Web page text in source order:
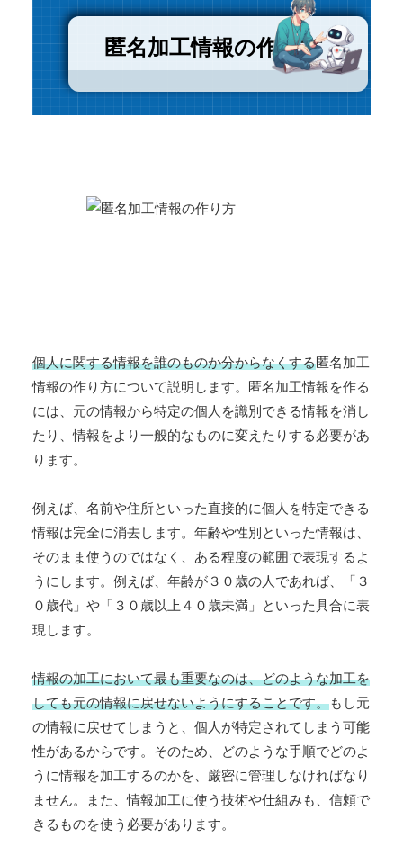
匿名加工情報の作り方
個人に関する情報を誰のものか分からなくする匿名加工
情報の作り方について説明します。匿名加工情報を作る
には、元の情報から特定の個人を識別できる情報を消し
たり、情報をより一般的なものに変えたりする必要があ
ります。
例えば、名前や住所といった直接的に個人を特定できる
情報は完全に消去します。年齢や性別といった情報は、
そのまま使うのではなく、ある程度の範囲で表現するよ
うにします。例えば、年齢が３０歳の人であれば、「３
０歳代」や「３０歳以上４０歳未満」といった具合に表
現します。
情報の加工において最も重要なのは、どのような加工を
しても元の情報に戻せないようにすることです。もし元
の情報に戻せてしまうと、個人が特定されてしまう可能
性があるからです。そのため、どのような手順でどのよ
うに情報を加工するのかを、厳密に管理しなければなり
ません。また、情報加工に使う技術や仕組みも、信頼で
きるものを使う必要があります。